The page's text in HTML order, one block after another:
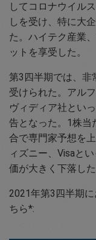
してコロナウイル
しを受け、特に大
た。ハイテク産業
ットを享受した。
第3四半期では、非
受けられた。アル
ヴィディア社とい
告となった。1株当
合で専門家予想を
ィズニー、Visaと
価が大きく下落した
2021年第3四半期
ちら*: